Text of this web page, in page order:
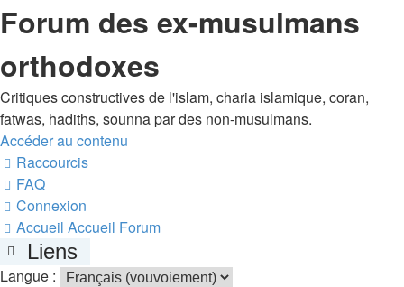
Forum des ex-musulmans
orthodoxes
Critiques constructives de l'islam, charia islamique, coran,
fatwas, hadiths, sounna par des non-musulmans.
Accéder au contenu
Raccourcis
FAQ
Connexion
Accueil Accueil Forum
Liens
Langue :